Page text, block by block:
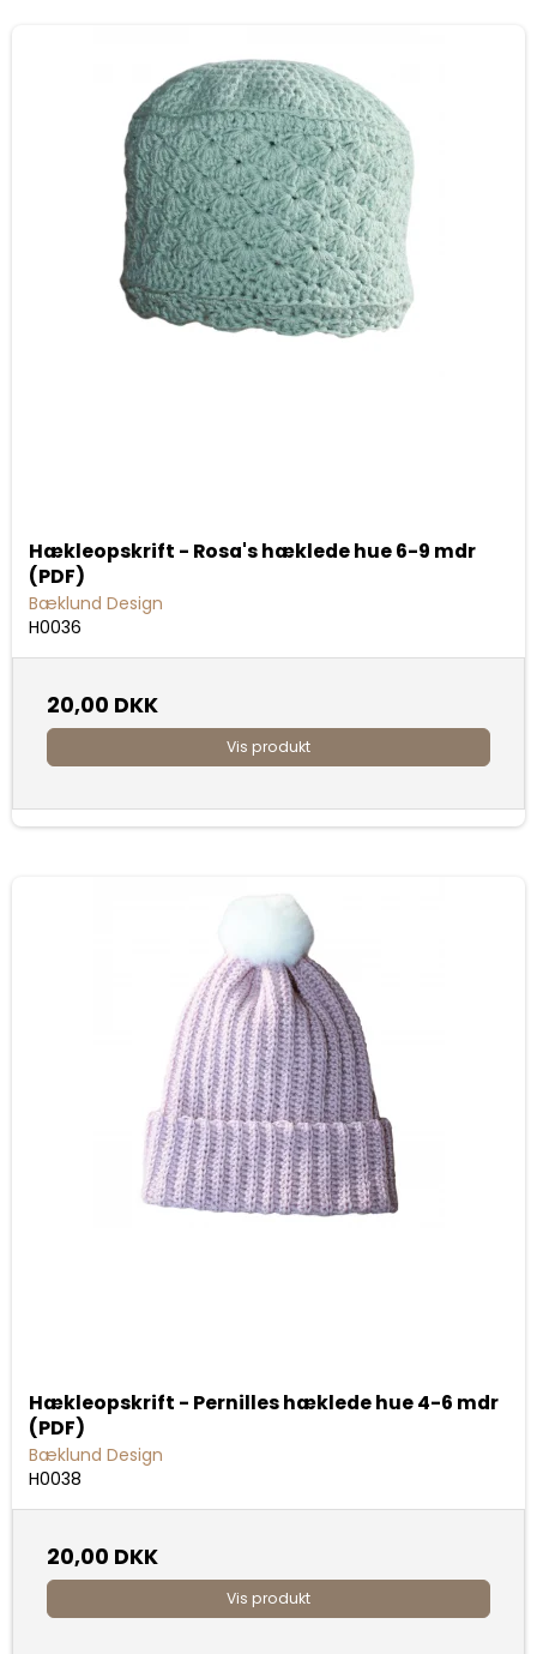
Hækleopskrift - Rosa's hæklede hue 6-9 mdr
(PDF)
Bæklund Design
H0036
20,00 DKK
Vis produkt
Hækleopskrift - Pernilles hæklede hue 4-6 mdr
(PDF)
Bæklund Design
H0038
20,00 DKK
Vis produkt